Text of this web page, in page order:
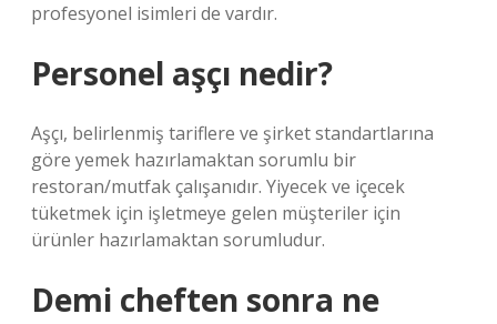
profesyonel isimleri de vardır.
Personel aşçı nedir?
Aşçı, belirlenmiş tariflere ve şirket standartlarına
göre yemek hazırlamaktan sorumlu bir
restoran/mutfak çalışanıdır. Yiyecek ve içecek
tüketmek için işletmeye gelen müşteriler için
ürünler hazırlamaktan sorumludur.
Demi cheften sonra ne